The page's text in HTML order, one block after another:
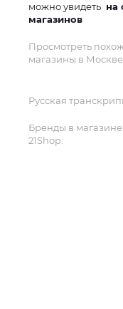
можно увидеть на
магазинов
Просмотреть
магазины в
Русская
Бренды в магазине
21Shop: